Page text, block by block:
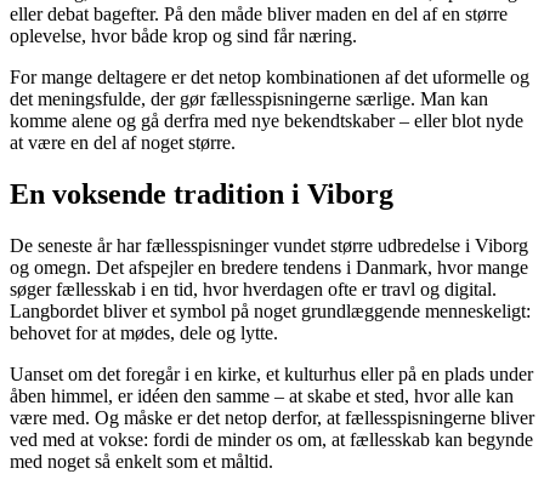
eller debat bagefter. På den måde bliver maden en del af en større
oplevelse, hvor både krop og sind får næring.
For mange deltagere er det netop kombinationen af det uformelle og
det meningsfulde, der gør fællesspisningerne særlige. Man kan
komme alene og gå derfra med nye bekendtskaber – eller blot nyde
at være en del af noget større.
En voksende tradition i Viborg
De seneste år har fællesspisninger vundet større udbredelse i Viborg
og omegn. Det afspejler en bredere tendens i Danmark, hvor mange
søger fællesskab i en tid, hvor hverdagen ofte er travl og digital.
Langbordet bliver et symbol på noget grundlæggende menneskeligt:
behovet for at mødes, dele og lytte.
Uanset om det foregår i en kirke, et kulturhus eller på en plads under
åben himmel, er idéen den samme – at skabe et sted, hvor alle kan
være med. Og måske er det netop derfor, at fællesspisningerne bliver
ved med at vokse: fordi de minder os om, at fællesskab kan begynde
med noget så enkelt som et måltid.